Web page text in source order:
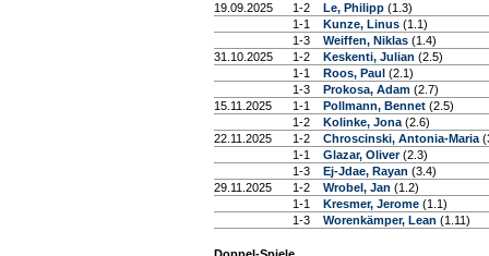
19.09.2025 1-2 Le, Philipp (1.3)
1-1
Kunze, Linus (1.1)
1-3
Weiffen, Niklas (1.4)
31.10.2025
1-2 Keskenti, Julian (2.5)
1-1
Roos, Paul (2.1)
1-3
Prokosa, Adam (2.7)
15.11.2025
1-1 Pollmann, Bennet (2.5)
1-2
Kolinke, Jona (2.6)
22.11.2025
1-2 Chroscinski, Antonia-Maria
1-1
Glazar, Oliver(2.3)
1-3
Ej-Jdae, Rayan (3.4)
29.11.2025
1-2 Wrobel, Jan (1.2)
1-1
Kresmer, Jerome (1.1)
1-3
Worenkämper, Lean (1.11)